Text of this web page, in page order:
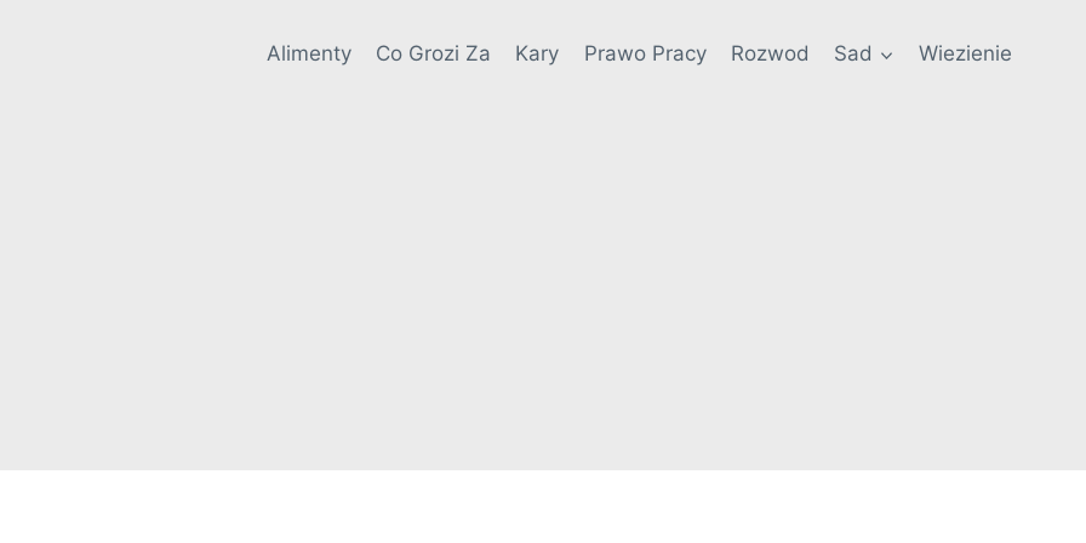
Alimenty Co Grozi Za Kary Prawo Pracy Rozwod Sad Wiezienie